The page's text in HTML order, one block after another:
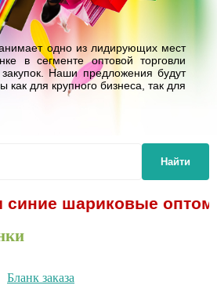
одно из лидирующих мест
в сегменте оптовой торговли
Наши предложения будут
как для крупного бизнеса, так для
Найти
шариковые оптом!
Бланк заказа